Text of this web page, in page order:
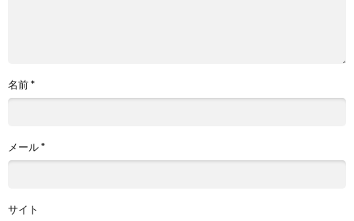
名前*
メール*
サイト